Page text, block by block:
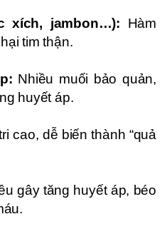
xích, jambon…): Hàm
tim thận.
Nhiều muối bảo quản,
huyết áp.
cao, dễ biến thành “quả
gây tăng huyết áp, béo